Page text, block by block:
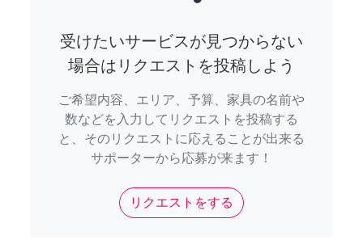
受けたいサービスが見つからない
場合はリクエストを投稿しよう
ご希望内容、エリア、予算、家具の名前や
数などを入力してリクエストを投稿する
と、そのリクエストに応えることが出来る
サポーターから応募が来ます！
リクエストをする